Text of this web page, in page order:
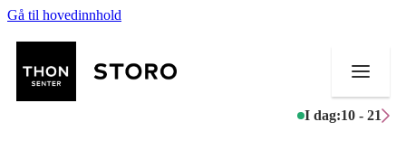
Gå til hovedinnhold
I dag:10 - 21